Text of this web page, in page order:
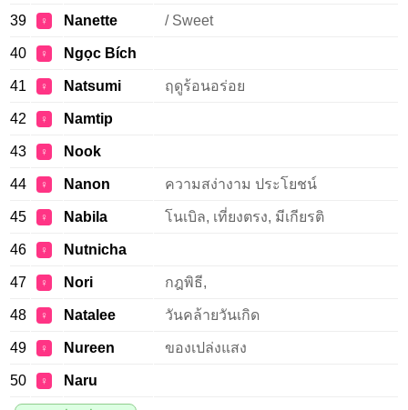
39 ♀ Nanette / Sweet
40 ♀ Ngọc Bích
41 ♀ Natsumi ฤดูร้อนอร่อย
42 ♀ Namtip
43 ♀ Nook
44 ♀ Nanon ความสง่างาม ประโยชน์
45 ♀ Nabila โนเบิล, เที่ยงตรง, มีเกียรติ
46 ♀ Nutnicha
47 ♀ Nori กฎพิธี,
48 ♀ Natalee วันคล้ายวันเกิด
49 ♀ Nureen ของเปล่งแสง
50 ♀ Naru